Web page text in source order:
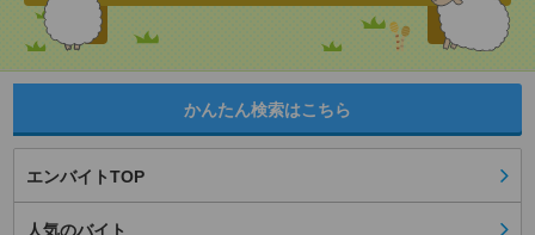
かんたん検索はこちら
エンバイトTOP
人気のバイト